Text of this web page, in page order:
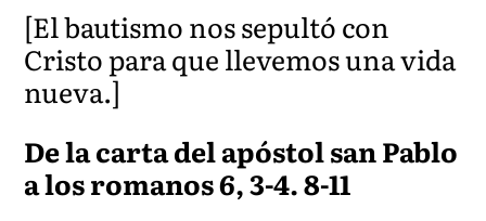
[El bautismo nos sepultó con
Cristo paraque llevemos una vida
nueva.]
De la carta del apóstol san Pablo
a los romanos 6, 3-4. 8-11